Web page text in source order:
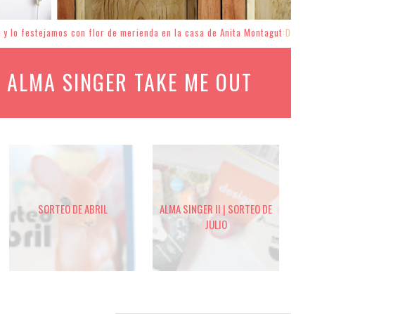
lo festejamos con flor de merienda en la casa de Anita Montagut:D
ALMA SINGER TAKE ME OUT
SORTEO DE ABRIL
ALMA SINGER II | SORTEO DE
JULIO